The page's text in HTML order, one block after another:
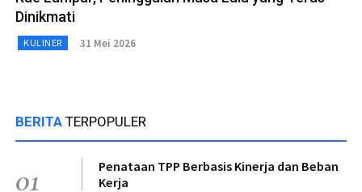
Dinikmati
KULINER 31 Mei 2026
BERITA TERPOPULER
01
Penataan TPP Berbasis Kinerja dan Beban
Kerja